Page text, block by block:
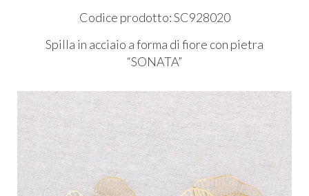
Codice prodotto: SC928020
Spilla in acciaio a forma di fiore con pietra
“SONATA”